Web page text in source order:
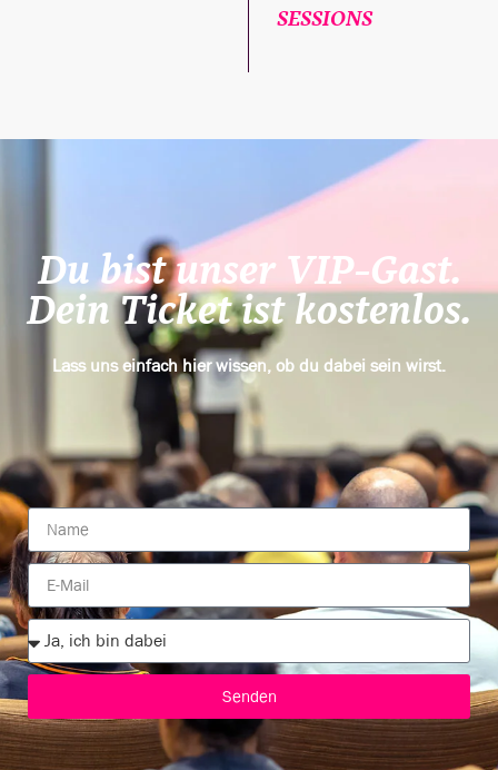
SESSIONS
Du bist unser VIP-Gast.
Dein Ticket ist kostenlos.
Lass uns einfach hier wissen, ob du dabei sein wirst.
Senden